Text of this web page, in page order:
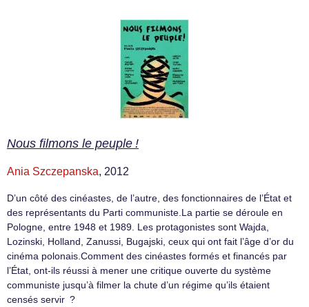
Nous filmons le peuple !
Ania Szczepanska, 2012
D’un côté des cinéastes, de l’autre, des fonctionnaires de l’État et
des représentants du Parti communiste.La partie se déroule en
Pologne, entre 1948 et 1989. Les protagonistes sont Wajda,
Lozinski, Holland, Zanussi, Bugajski, ceux qui ont fait l’âge d’or du
cinéma polonais.Comment des cinéastes formés et financés par
l’État, ont-ils réussi à mener une critique ouverte du système
communiste jusqu’à filmer la chute d’un régime qu’ils étaient
censés servir ?